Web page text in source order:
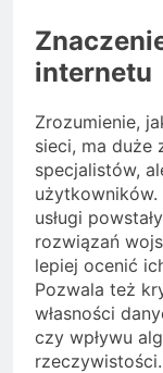
internetu
Zrozumienie,
sieci, ma duże
specjalistów,
użytkowników.
usługi
rozwiązań
lepiej ocenić
Pozwala też
własności
czy wpływu
rzeczywistości.